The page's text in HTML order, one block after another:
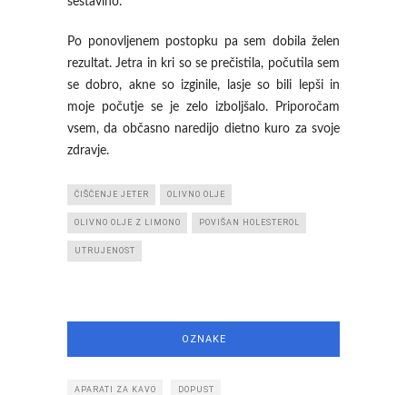
Po ponovljenem postopku pa sem dobila želen
rezultat. Jetra in kri so se prečistila, počutila sem
se dobro, akne so izginile, lasje so bili lepši in
moje počutje se je zelo izboljšalo. Priporočam
vsem, da občasno naredijo dietno kuro za svoje
zdravje.
ČIŠČENJE JETER OLIVNO OLJE
OLIVNO OLJE Z LIMONO POVIŠAN HOLESTEROL
UTRUJENOST
OZNAKE
APARATI ZA KAVO DOPUST